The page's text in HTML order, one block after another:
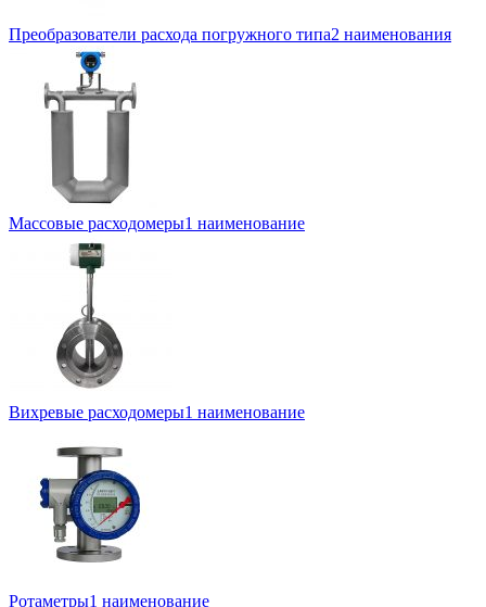
Преобразователи расхода погружного типа2 наименования
Массовые расходомеры1 наименование
Вихревые расходомеры1 наименование
Ротаметры1 наименование